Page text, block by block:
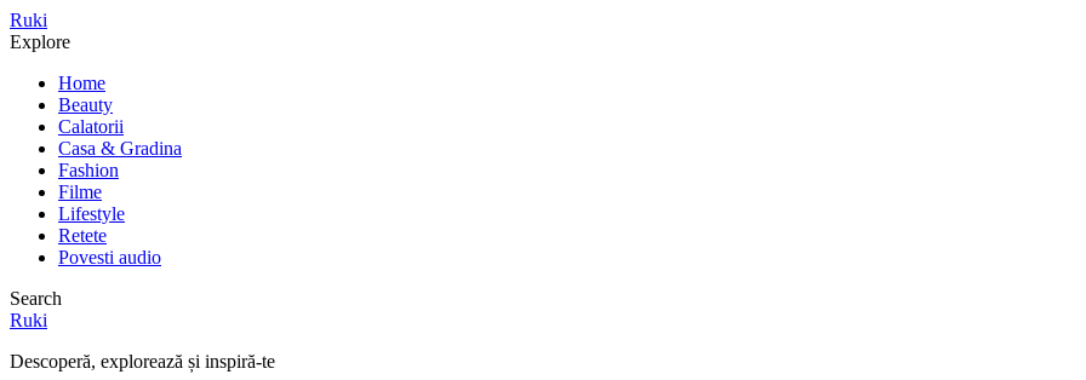
Meniu
Ruki
Cauta
Explore
Home
Beauty
Calatorii
Casa & Gradina
Fashion
Filme
Lifestyle
Retete
Povesti audio
Search
Ruki
Descoperă, explorează și inspiră-te